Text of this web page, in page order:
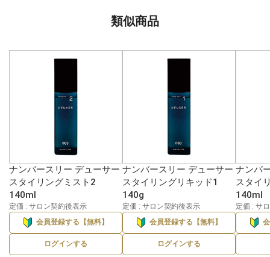
類似商品
ナンバースリー デューサー
スタイリングミスト2
140ml
定価 : サロン契約後表示
会員登録する【無料】
ログインする
ナンバースリー デューサー
スタイリングリキッド1
140g
定価 : サロン契約後表示
会員登録する【無料】
ログインする
ナンバ
スタイ
140ml
定価 : サ